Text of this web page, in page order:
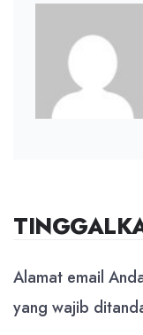
Alamat email
yang wajib